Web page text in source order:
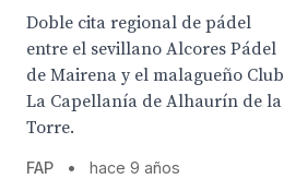
Doble cita regional de pádel
entre el sevillano Alcores Pádel
de Mairena y el malagueño Club
La Capellanía de Alhaurín de la
Torre.
FAP • hace 9 años